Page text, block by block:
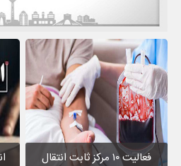
فعالیت ۱۰ مرکز ثابت انتقال